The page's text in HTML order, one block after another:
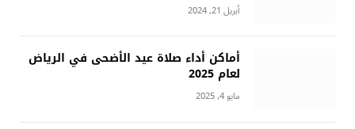
أبريل 21, 2024
أماكن أداء صلاة عيد الأضحى في الرياض
لعام 2025
مايو 4, 2025